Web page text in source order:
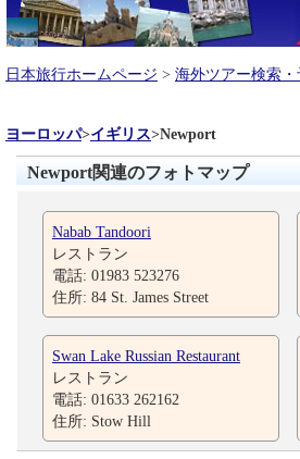
日本旅行ホームページ > 海外ツアー検索・
ヨーロッパ>イギリス>Newport
Newport関連のフォトマップ
Nabab Tandoori
レストラン
電話: 01983 523276
住所: 84 St. James Street
Swan Lake Russian Restaurant
レストラン
電話: 01633 262162
住所: Stow Hill